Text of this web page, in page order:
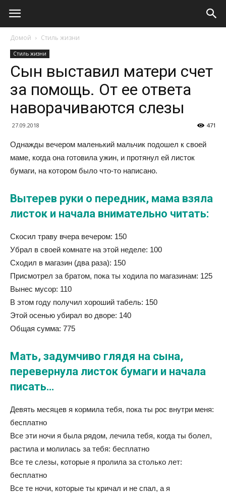
Домой Стиль жизни
Стиль жизни
Сын выставил матери счет
за помощь. От ее ответа
наворачиваются слезы
27.09.2018 471
Однажды вечером маленький мальчик подошел к своей
маме, когда она готовила ужин, и протянул ей листок
бумаги, на котором было что-то написано.
Вытерев руки о передник, мама взяла
листок и начала внимательно читать:
Скосил траву вчера вечером: 150
Убрал в своей комнате на этой неделе: 100
Сходил в магазин (два раза): 150
Присмотрел за братом, пока ты ходила по магазинам: 125
Вынес мусор: 110
В этом году получил хороший табель: 150
Этой осенью убирал во дворе: 140
Общая сумма: 775
Мать, задумчиво глядя на сына,
перевернула листок бумаги и начала
писать…
Девять месяцев я кормила тебя, пока ты рос внутри меня:
бесплатно
Все эти ночи я была рядом, лечила тебя, когда ты болел,
растила и молилась за тебя: бесплатно
Все те слезы, которые я пролила за столько лет:
бесплатно
Все те ночи, которые ты кричал и не спал, а я